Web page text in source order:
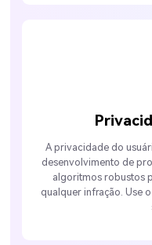
A privacidade do
desenvolvimento de
algoritmos robustos
qualquer infração. Use